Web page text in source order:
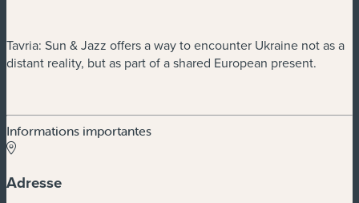
Tavria: Sun & Jazz offers a way to encounter Ukraine not as a
distant reality, but as part of a shared European present.
Informations importantes
Adresse